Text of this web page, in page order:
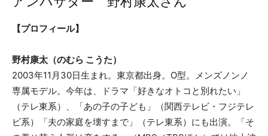
【プロフィール】
野村康太（のむら こうた）
2003年11月30日生まれ。東京都出身。O型。メンズノンノ
専属モデル。今年は、ドラマ「好きなオトコと別れたい」
（テレ東系）、「あの子の子ども」（関西テレビ・フジテレ
ビ系）「夫の家庭を壊すまで」（テレ東系）にも出演。「そ